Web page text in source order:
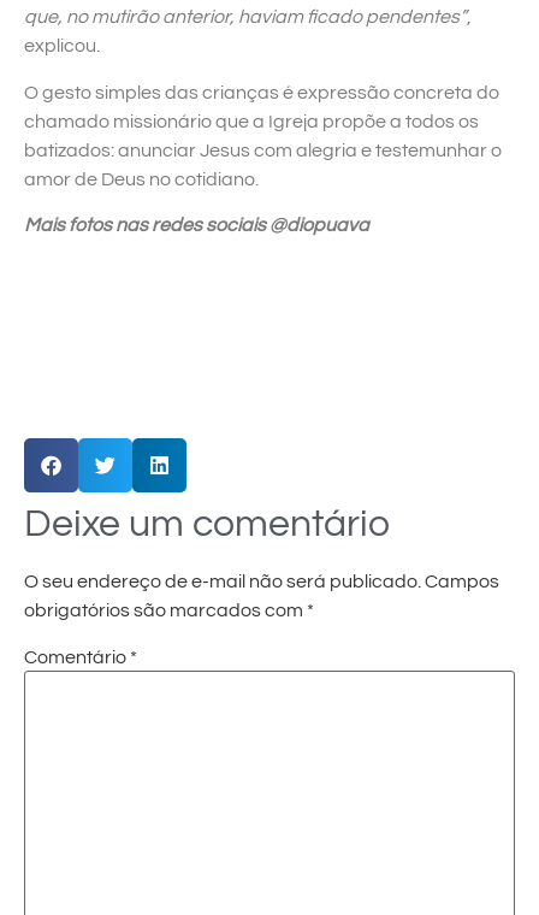
que, no mutirão anterior, haviam ficado pendentes”,
explicou.
O gesto simples das crianças é expressão concreta do
chamado missionário que a Igreja propõe a todos os
batizados: anunciar Jesus com alegria e testemunhar o
amor de Deus no cotidiano.
Mais fotos nas redes sociais @diopuava
Deixe um comentário
O seu endereço de e-mail não será publicado. Campos
obrigatórios são marcados com *
Comentário *